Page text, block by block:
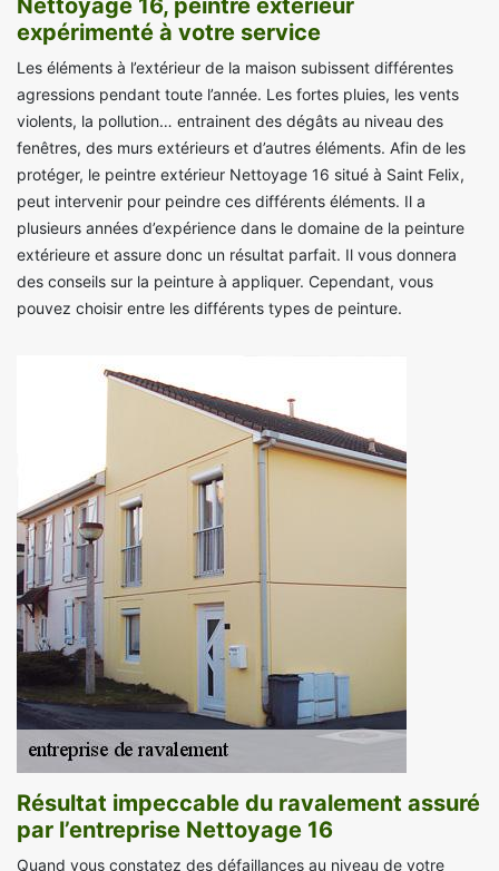
Nettoyage 16, peintre extérieur
expérimenté à votre service
Les éléments à l’extérieur de la maison subissent différentes
agressions pendant toute l’année. Les fortes pluies, les vents
violents, la pollution… entrainent des dégâts au niveau des
fenêtres, des murs extérieurs et d’autres éléments. Afin de les
protéger, le peintre extérieur Nettoyage 16 situé à Saint Felix,
peut intervenir pour peindre ces différents éléments. Il a
plusieurs années d’expérience dans le domaine de la peinture
extérieure et assure donc un résultat parfait. Il vous donnera
des conseils sur la peinture à appliquer. Cependant, vous
pouvez choisir entre les différents types de peinture.
Résultat impeccable du ravalement assuré
par l’entreprise Nettoyage 16
Quand vous constatez des défaillances au niveau de votre